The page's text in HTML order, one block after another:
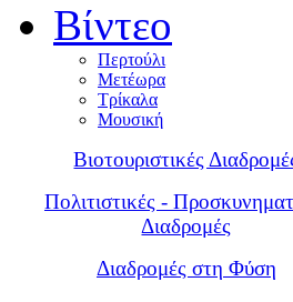
Βίντεο
Περτούλι
Μετέωρα
Τρίκαλα
Μουσική
Βιοτουριστικές
Πολιτιστικές -
Διαδρομές
Διαδρομές στη Φύση